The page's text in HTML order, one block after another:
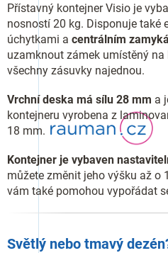
Přístavný kontejner Visio je
nosností 20 kg. Disponuje také
úchytkami a centrálním
uzamknout zámek umístěný
všechny zásuvky najednou.
Vrchní deska má sílu 28 mm a
kontejneru vyrobena z
18 mm.
Kontejner je vybaven
můžete změnit jeho výšku až o
vám také pomohou vypořádat
Světlý nebo tmavý